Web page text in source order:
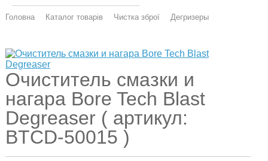
Головна Каталог товарів Чистка зброї Дегризеры
Очиститель смазки и
нагара Bore Tech Blast
Degreaser ( артикул:
BTCD-50015 )